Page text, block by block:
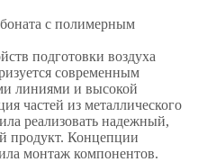
с полимерным
подготовки воздуха
современным
линиями и высокой
частей из металлического
реализовать надежный,
продукт. Концепции
монтаж компонентов.